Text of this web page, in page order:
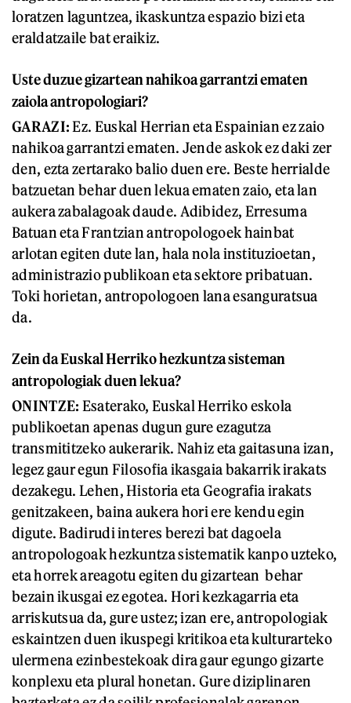
loratzen laguntzea, ikaskuntza espazio bizi eta
eraldatzaile bat eraikiz.
Uste duzue gizartean nahikoa garrantzi ematen
zaiola antropologiari?
GARAZI:Ez. Euskal Herrian eta Espainian ez zaio
nahikoa garrantzi ematen. Jende askok ez daki zer
den, ezta zertarako balio duen ere. Beste herrialde
batzuetan behar duen lekua ematen zaio, eta lan
aukera zabalagoak daude. Adibidez, Erresuma
Batuan eta Frantzian antropologoek hainbat
arlotan egiten dute lan, hala nola instituzioetan,
administrazio publikoan eta sektore pribatuan.
Toki horietan, antropologoen lana esanguratsua
da.
Zein da Euskal Herriko hezkuntza sisteman
antropologiak duen lekua?
ONINTZE: Esaterako, Euskal Herriko eskola
publikoetan apenas dugun gure ezagutza
transmititzeko aukerarik. Nahiz eta gaitasuna izan,
legez gaur egun Filosofia ikasgaia bakarrik irakats
dezakegu. Lehen, Historia eta Geografia irakats
genitzakeen, baina aukera hori ere kendu egin
digute. Badirudi interes berezi bat dagoela
antropologoak hezkuntza sistematik kanpo uzteko,
eta horrek areagotu egiten du gizartean behar
bezain ikusgai ez egotea. Hori kezkagarria eta
arriskutsua da, gure ustez; izan ere, antropologiak
eskaintzen duen ikuspegi kritikoa eta kulturarteko
ulermena ezinbestekoak dira gaur egungo gizarte
konplexu eta plural honetan. Gure diziplinaren